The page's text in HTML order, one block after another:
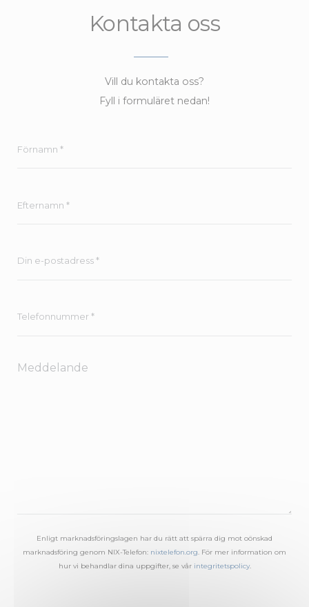
Kontakta oss
Vill du kontakta oss?
Fyll i formuläret nedan!
Enligt marknadsföringslagen har du rätt att spärra dig mot oönskad
marknadsföring genom NIX-Telefon: nixtelefon.org. För mer information om
hur vi behandlar dina uppgifter, se vår integritetspolicy.